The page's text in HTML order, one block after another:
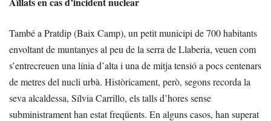
També a Pratdip (Baix Camp), un petit municipi de 700 habitants
envoltant de muntanyes al peu de la serra de Llaberia, veuen com
s’entrecreuen una línia d’alta i una de mitja tensió a pocs centenars
de metres del nucli urbà. Històricament, però, segons recorda la
seva alcaldessa, Sílvia Carrillo, els talls d’hores sense
subministrament han estat freqüents. En alguns casos, han superat